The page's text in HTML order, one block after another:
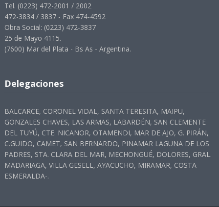
Tel. (0223) 472-2001 / 2002
472-3834 / 3837 - Fax 474-4592
Obra Social: (0223) 472-3837
25 de Mayo 4115.
(7600) Mar del Plata - Bs As - Argentina.
Delegaciones
BALCARCE, CORONEL VIDAL, SANTA TERESITA, MAIPU,
GONZALES CHAVES, LAS ARMAS, LABARDÉN, SAN CLEMENTE
DEL TUYÚ, CTE. NICANOR, OTAMENDI, MAR DE AJO, G. PIRÁN,
C.GUIDO, CAMET, SAN BERNARDO, PINAMAR LAGUNA DE LOS
PADRES, STA. CLARA DEL MAR, MECHONGUÉ, DOLORES, GRAL.
MADARIAGA, VILLA GESELL, AYACUCHO, MIRAMAR, COSTA
ESMERALDA-.